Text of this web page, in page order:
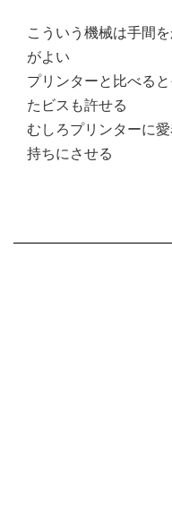
こういう機械は手間
がよい
プリンターと比べる
たビスも許せる
むしろプリンターに
持ちにさせる